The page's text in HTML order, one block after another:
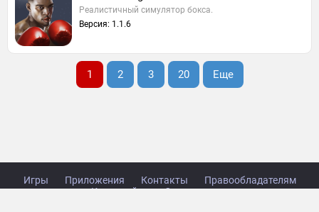
Реалистичный симулятор бокса.
Версия: 1.1.6
1 2 3 20 Еще
Игры Приложения Контакты
Правообладателям
Карта сайта
Стол заказов